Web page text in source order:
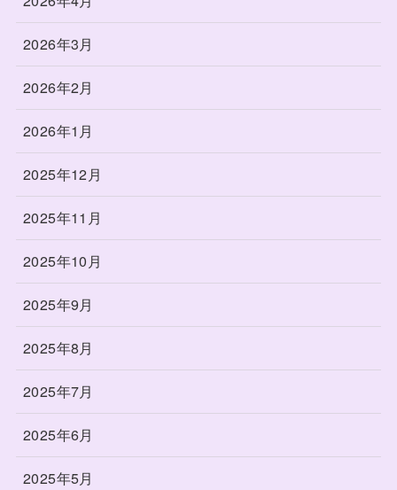
2026年3月
2026年2月
2026年1月
2025年12月
2025年11月
2025年10月
2025年9月
2025年8月
2025年7月
2025年6月
2025年5月